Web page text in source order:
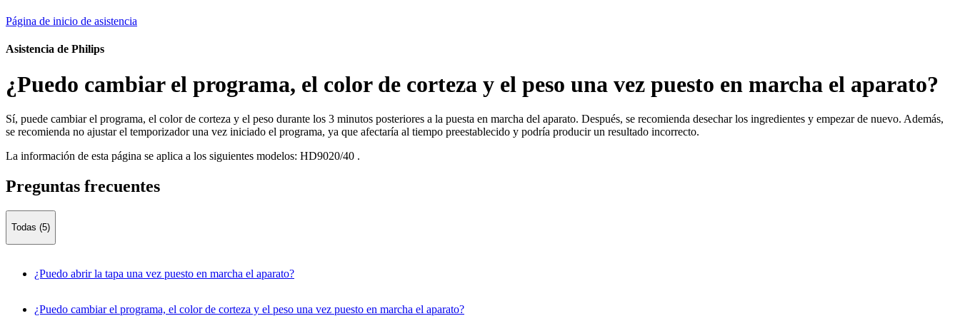
Página de inicio de asistencia
Asistencia de Philips
¿Puedo cambiar el programa, el color de corteza y el peso una vez puesto en marcha el aparato?
Sí, puede cambiar el programa, el color de corteza y el peso durante los 3 minutos posteriores a la puesta en marcha del aparato. Después, se recomienda desechar los ingredientes y empezar de nuevo. Además,
se recomienda no ajustar el temporizador una vez iniciado el programa, ya que afectaría al tiempo preestablecido y podría producir un resultado incorrecto.
La información de esta página se aplica a los siguientes modelos: HD9020/40 .
Preguntas frecuentes
Todas (5)
¿Puedo abrir la tapa una vez puesto en marcha el aparato?
¿Puedo cambiar el programa, el color de corteza y el peso una vez puesto en marcha el aparato?